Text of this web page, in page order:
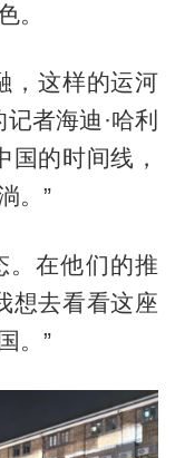
。
，这样的运河
者海迪·哈利
国的时间线，
。”
。在他们的推
想去看看这座
。”